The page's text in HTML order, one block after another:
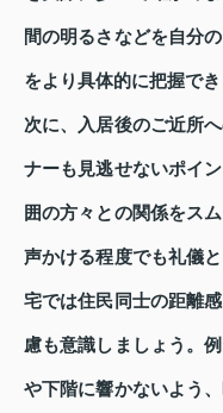
間の明るさなどを自分
をより具体的に把握でき
次に、入居後のご近所
ナーも見逃せないポイ
囲の方々との関係をス
声かける程度でも礼儀
宅では住民同士の距離
慮も意識しましょう。
や下階に響かないよう